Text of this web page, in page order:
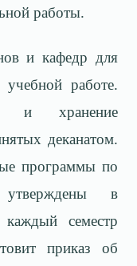
работы.
и кафедр для
учебной работе.
и хранение
деканатом.
программы по
утверждены в
каждый семестр
приказ об